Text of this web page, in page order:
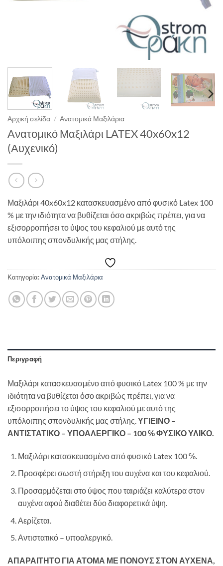
Αρχική σελίδα / Ανατομικά Μαξιλάρια
Ανατομικό Μαξιλάρι LATEX 40x60x12
(Αυχενικό)
Μαξιλάρι 40x60x12 κατασκευασμένο από φυσικό Latex 100
% με την ιδιότητα να βυθίζεται όσο ακριβώς πρέπει, για να
εξισορροπήσει το ύψος του κεφαλιού με αυτό της
υπόλοιπης σπονδυλικής μας στήλης.
Κατηγορία:Ανατομικά Μαξιλάρια
Περιγραφή
Μαξιλάρι κατασκευασμένο από φυσικό Latex 100 % με την
ιδιότητα να βυθίζεται όσο ακριβώς πρέπει, για να
εξισορροπήσει το ύψος του κεφαλιού με αυτό της
υπόλοιπης σπονδυλικής μας στήλης.ΥΓΙΕΙΝΟ –
ΑΝΤΙΣΤΑΤΙΚΟ – ΥΠΟΑΛΕΡΓΙΚΟ – 100 ℅ ΦΥΣΙΚΟ ΥΛΙΚΟ.
Μαξιλάρι κατασκευασμένο από φυσικό Latex 100 ℅.
Προσφέρει σωστή στήριξη του αυχένα και του κεφαλιού.
Προσαρμόζεται στο ύψος που ταιριάζει καλύτερα στον
αυχένα αφού διαθέτει δύο διαφορετικά ύψη.
Αερίζεται.
Αντιστατικό – υποαλεργικό.
ΑΠΑΡΑΙΤΗΤΟ ΓΙΑ ΑΤΟΜΑ ΜΕ ΠΟΝΟΥΣ ΣΤΟΝ ΑΥΧΕΝΑ,